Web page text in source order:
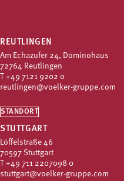
REUTLINGEN
Am Echazufer 24, Dominohaus
72764 Reutlingen
T +49 7121 9202 0
reutlingen@voelker-gruppe.com
STANDORT
STUTTGART
Löffelstraße 46
70597 Stuttgart
T +49 711 2207098 0
stuttgart@voelker-gruppe.com